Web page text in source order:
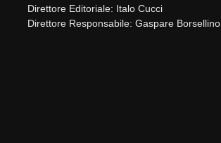
Direttore Editoriale: Italo Cucci
Direttore Responsabile: Gaspare Borsellino